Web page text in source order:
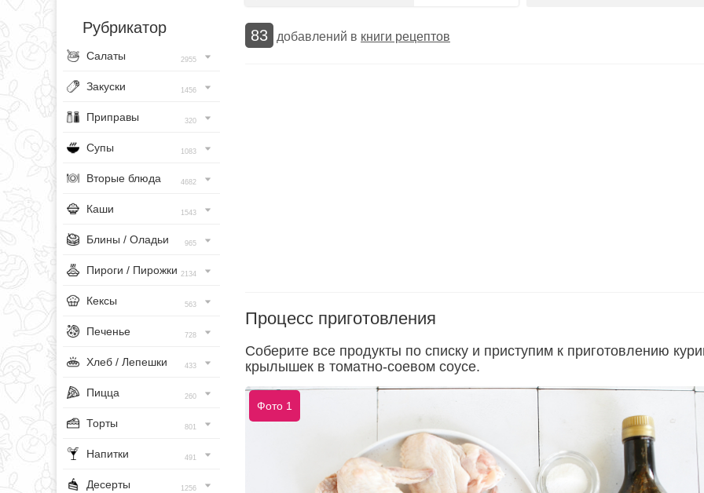
Рубрикатор
Салаты 2955
Закуски 1456
Приправы 320
Супы 1083
Вторые блюда 4682
Каши 1543
Блины / Оладьи 965
Пироги / Пирожки 2134
Кексы 563
Печенье 728
Хлеб / Лепешки 433
Пицца 260
Торты 801
Напитки 491
Десерты 1256
83 добавлений в книги рецептов
Процесс приготовления
Соберите все продукты по списку и приступим к приготовлению
крылышек в томатно-соевом соусе.
Фото 1